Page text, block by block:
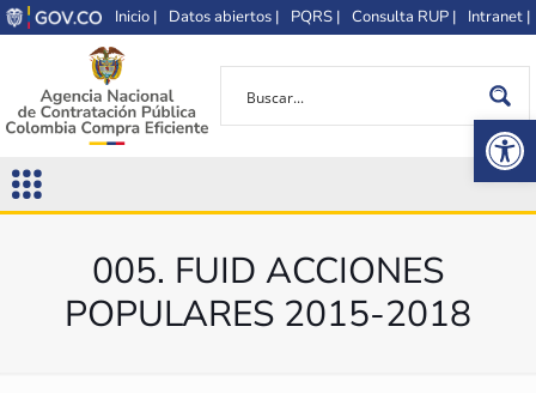
Inicio | Datos abiertos | PQRS | Consulta RUP | Intranet |
005. FUID ACCIONES
POPULARES 2015-2018